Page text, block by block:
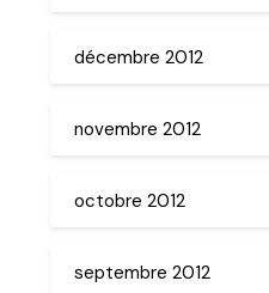
décembre 2012
novembre 2012
octobre 2012
septembre 2012